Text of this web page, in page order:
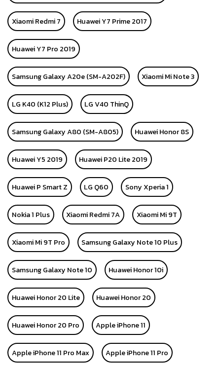
Xiaomi Redmi 7 Huawei Y7 Prime 2017
Huawei Y7 Pro 2019
Samsung Galaxy A20e (SM-A202F) Xiaomi Mi Note 3
LG K40 (K12 Plus) LG V40 ThinQ
Samsung Galaxy A80 (SM-A805) Huawei Honor 8S
Huawei Y5 2019 Huawei P20 Lite 2019
Huawei P Smart Z LG Q60 Sony Xperia 1
Nokia 1 Plus Xiaomi Redmi 7A Xiaomi Mi 9T
Xiaomi Mi 9T Pro Samsung Galaxy Note 10 Plus
Samsung Galaxy Note 10 Huawei Honor 10i
Huawei Honor 20 Lite Huawei Honor 20
Huawei Honor 20 Pro Apple iPhone 11
Apple iPhone 11 Pro Max Apple iPhone 11 Pro